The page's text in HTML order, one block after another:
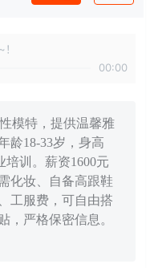
00:00
模特，提供温馨雅
龄18-33岁，身高
培训。薪资1600元
化妆、自备高跟鞋
工服费，可自由搭
，严格保密信息。